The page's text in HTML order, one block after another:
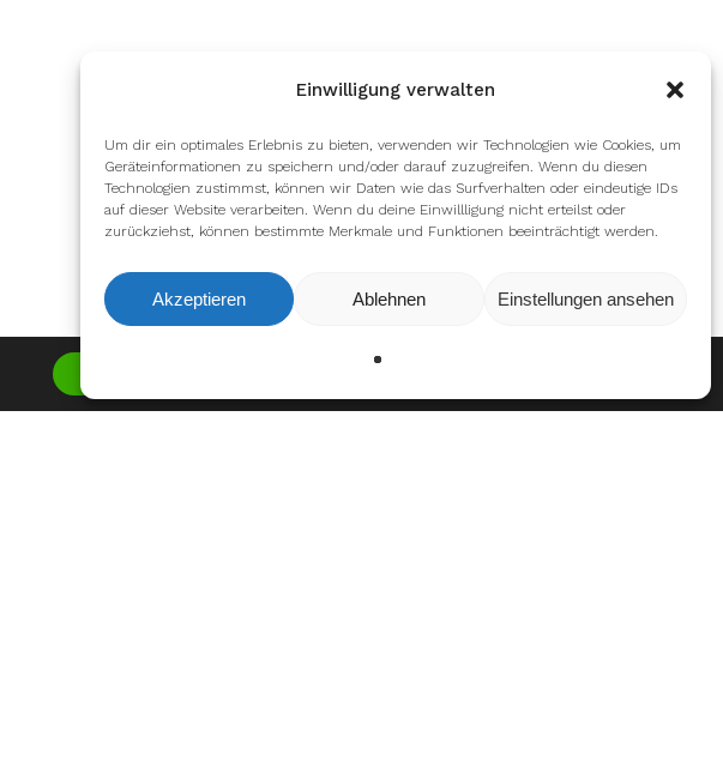
Einwilligung verwalten
Um dir ein optimales Erlebnis zu bieten, verwenden wir Technologien wie Cookies, um
Geräteinformationen zu speichern und/oder darauf zuzugreifen. Wenn du diesen
Technologien zustimmst, können wir Daten wie das Surfverhalten oder eindeutige IDs
auf dieser Website verarbeiten. Wenn du deine Einwillligung nicht erteilst oder
zurückziehst, können bestimmte Merkmale und Funktionen beeinträchtigt werden.
Akzeptieren Ablehnen Einstellungen ansehen